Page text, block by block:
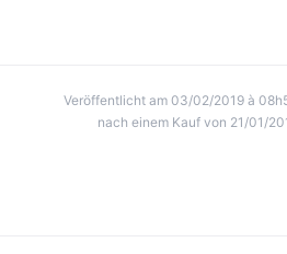
Veröffentlicht am 03/02/2019 à
nach einem Kauf von 21/01/